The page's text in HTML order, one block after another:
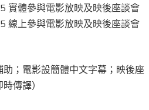
實體參與電影放映及映後座談會
線上參與電影放映及映後座談會
助；電影設簡體中文字幕；映後座
傳譯）